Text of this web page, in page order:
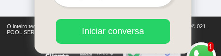
O inteiro teor deste site está sujeito à proteção de direitos autorais. Copyright© 021
POOL SERVICOS DE PISCINAS LTDA (Lei 9610 de 19/02/1998)
1
Iniciar conversa